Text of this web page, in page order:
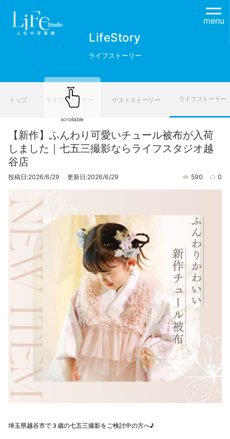
menu
LifeStory
ライフストーリー
トップ ライフファミリー ゲストストーリー ライフストーリー
scrollable
【新作】ふんわり可愛いチュール被布が入荷
しました｜七五三撮影ならライフスタジオ越
谷店
投稿日:2026/6/29 更新日:2026/6/29 590 0
埼玉県越谷市で３歳の七五三撮影をご検討中の方へ♪